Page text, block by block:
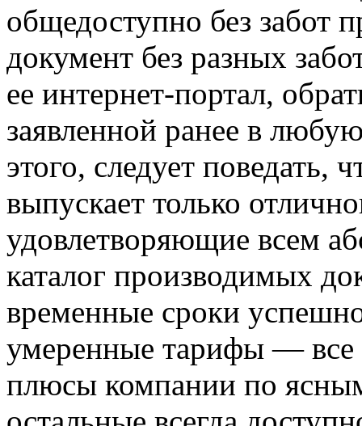
общедоступно без забот
документ без разных
ее интернет-портал,
заявленной ранее в
этого, следует поведать,
выпускает только
удовлетворяющие всем
каталог производимых
временные сроки
умеренные тарифы — все
плюсы компании по